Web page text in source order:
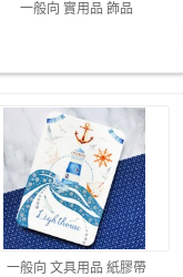
一般向 實用品 飾品
一般向 文具用品 紙膠帶